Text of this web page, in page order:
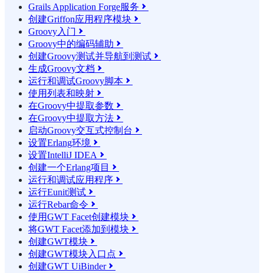
Grails Application Forge服务 
创建Griffon应用程序模块 
Groovy入门 
Groovy中的编码辅助 
创建Groovy测试并导航到测试 
生成Groovy文档 
运行和调试Groovy脚本 
使用列表和映射 
在Groovy中提取参数 
在Groovy中提取方法 
启动Groovy交互式控制台 
设置Erlang环境 
设置IntelliJ IDEA 
创建一个Erlang项目 
运行和调试应用程序 
运行Eunit测试 
运行Rebar命令 
使用GWT Facet创建模块 
将GWT Facet添加到模块 
创建GWT模块 
创建GWT模块入口点 
创建GWT UiBinder